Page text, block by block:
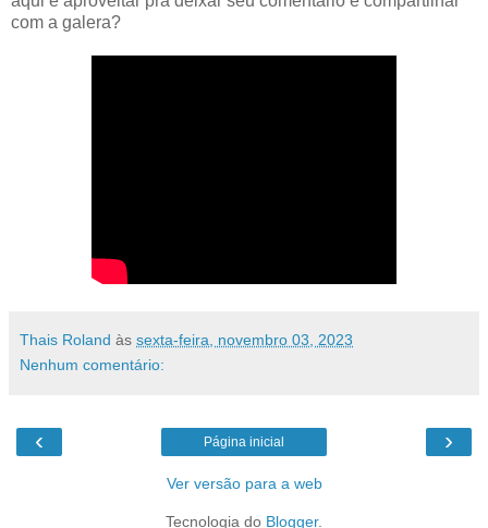
com a galera?
Thais Roland às sexta-feira, novembro 03, 2023
Nenhum comentário:
‹ ›
Página inicial
Ver versão para a web
Tecnologia do Blogger.